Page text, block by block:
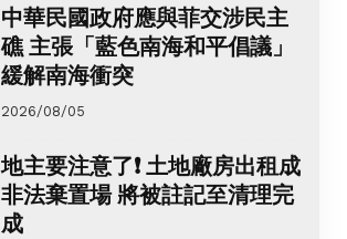
中華民國政府應與菲交涉民主
礁 主張「藍色南海和平倡議」
緩解南海衝突
2026/08/05
地主要注意了❗ 土地廠房出租成
非法棄置場 將被註記至清理完
成